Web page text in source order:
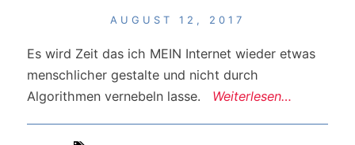
AUGUST 12, 2017
Es wird Zeit das ich MEIN Internet wieder etwas
menschlicher gestalte und nicht durch
Algorithmen vernebeln lasse. Weiterlesen…